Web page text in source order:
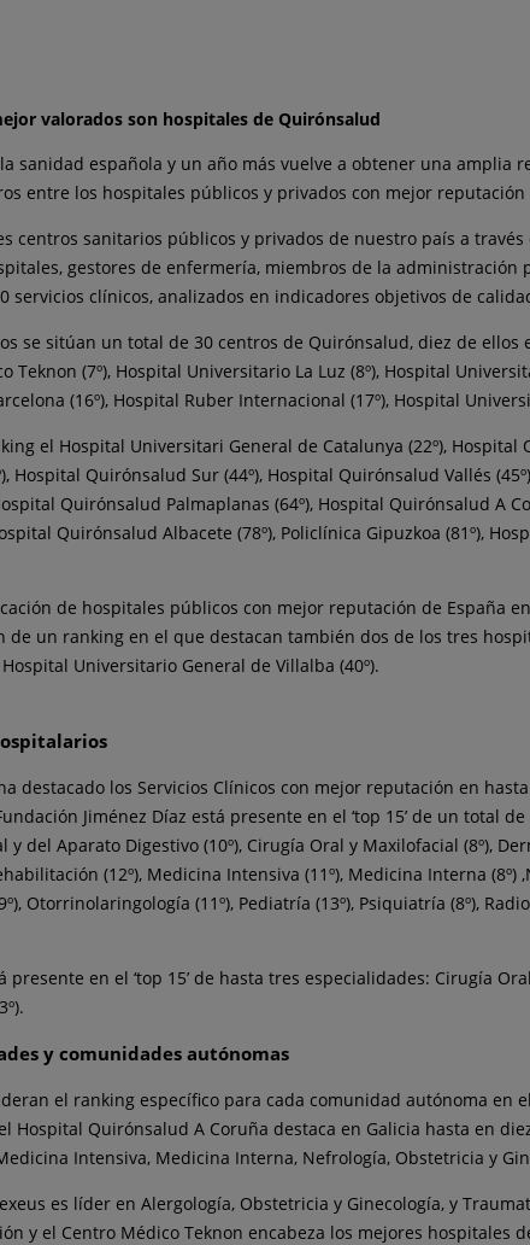
valorados son hospitales de Quirónsalud
sanidad española y un año más vuelve a obtener una
entre los hospitales públicos y privados con mejor
centros sanitarios públicos y privados de nuestro país a
gestores de enfermería, miembros de la
servicios clínicos, analizados en indicadores objetivos de
se sitúan un total de 30 centros de Quirónsalud, diez de
Teknon (7º), Hospital Universitario La Luz (8º), Hospital
(16º), Hospital Ruber Internacional (17º), Hospital
el Hospital Universitari General de Catalunya (22º), Hospital
Hospital Quirónsalud Sur (44º), Hospital Quirónsalud Vallés
Quirónsalud Palmaplanas (64º), Hospital Quirónsalud A
Quirónsalud Albacete (78º), Policlínica Gipuzkoa (81º),
de hospitales públicos con mejor reputación de España
de un ranking en el que destacan también dos de los tres
Universitario General de Villalba (40º).
destacado los Servicios Clínicos con mejor reputación en
Jiménez Díaz está presente en el ‘top 15’ de un total
y del Aparato Digestivo (10º), Cirugía Oral y Maxilofacial (8º),
(12º), Medicina Intensiva (11º), Medicina Interna
Otorrinolaringología (11º), Pediatría (13º), Psiquiatría (8º),
en el ‘top 15’ de hasta tres especialidades: Cirugía
y comunidades autónomas
el ranking específico para cada comunidad autónoma
Hospital Quirónsalud A Coruña destaca en Galicia hasta en
Intensiva, Medicina Interna, Nefrología, Obstetricia y
es líder en Alergología, Obstetricia y Ginecología, y
y el Centro Médico Teknon encabeza los mejores